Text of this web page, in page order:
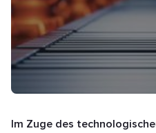
Im Zuge des